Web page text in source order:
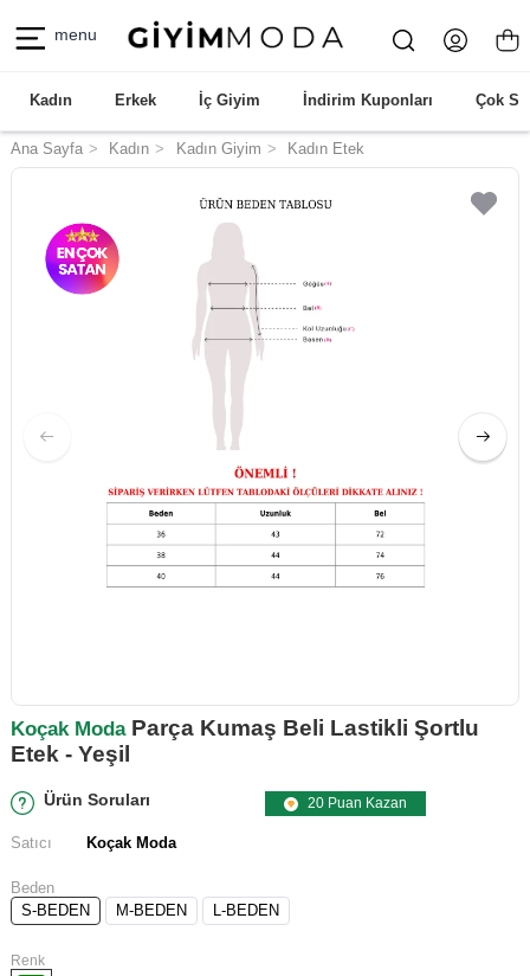
menu
Kadın Erkek İç Giyim İndirim Kuponları Çok
Ana Sayfa Kadın Kadın Giyim Kadın Etek
Koçak ModaParça Kumaş Beli Lastikli Şortlu
Etek - Yeşil
Ürün Soruları 20 Puan Kazan
Satıcı Koçak Moda
Beden
S-BEDEN
M-BEDEN L-BEDEN
Renk